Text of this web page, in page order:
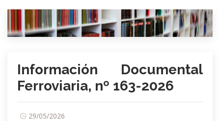
Información Documental
Ferroviaria, nº 163-2026
29/05/2026